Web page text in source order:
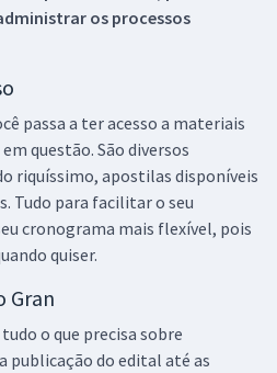
os processos
passa a ter acesso a materiais
questão. São diversos
riquíssimo, apostilas disponíveis
Tudo para facilitar o seu
cronograma mais flexível, pois
quiser.
Gran
o que precisa sobre
publicação do edital até as